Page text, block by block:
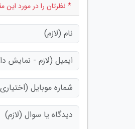
* نظرتان را در مورد این